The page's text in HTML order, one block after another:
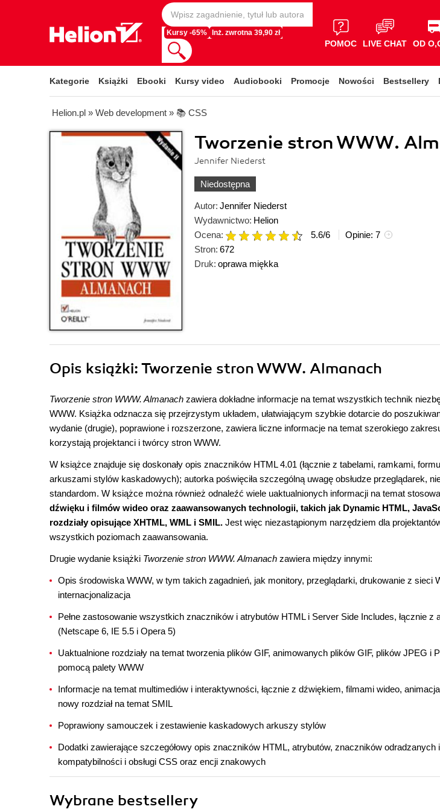
Kursy -65% Inż. zwrotna 39,90 zł
POMOC LIVE CHAT OD
Kategorie Książki Ebooki Kursy video Audiobooki Promocje Nowości Bestsellery
Helion.pl » Web development » 📚 CSS
Tworzenie stron WWW.
Jennifer Niederst
Niedostępna
Autor: Jennifer Niederst
Wydawnictwo: Helion
Ocena:
5.6/6 Opinie: 7
Stron: 672
Druk: oprawa miękka
Opis książki: Tworzenie stron WWW. Almanach
Tworzenie stron WWW. Almanach zawiera dokładne informacje na temat wszystkich technik
WWW. Książka odznacza się przejrzystym układem, ułatwiającym szybkie dotarcie do
wydanie (drugie), poprawione i rozszerzone, zawiera liczne informacje na temat szerokiego
korzystają projektanci i twórcy stron WWW.
W książce znajduje się doskonały opis znaczników HTML 4.01 (łącznie z tabelami, ramkami,
arkuszami stylów kaskadowych); autorka poświęciła szczególną uwagę obsłudze przeglądarek,
standardom. W książce można również odnaleźć wiele uaktualnionych informacji na temat
dźwięku i filmów wideo oraz zaawansowanych technologii, takich jak Dynamic HTML,
rozdziały opisujące XHTML, WML i SMIL. Jest więc niezastąpionym narzędziem dla
wszystkich poziomach zaawansowania.
Drugie wydanie książki Tworzenie stron WWW. Almanach zawiera między innymi:
Opis środowiska WWW, w tym takich zagadnień, jak monitory, przeglądarki, drukowanie z sieci
internacjonalizacja
Pełne zastosowanie wszystkich znaczników i atrybutów HTML i Server Side Includes, łącznie z
(Netscape 6, IE 5.5 i Opera 5)
Uaktualnione rozdziały na temat tworzenia plików GIF, animowanych plików GIF, plików JPEG i
pomocą palety WWW
Informacje na temat multimediów i interaktywności, łącznie z dźwiękiem, filmami wideo,
nowy rozdział na temat SMIL
Poprawiony samouczek i zestawienie kaskadowych arkuszy stylów
Dodatki zawierające szczegółowy opis znaczników HTML, atrybutów, znaczników
kompatybilności i obsługi CSS oraz encji znakowych
Wybrane bestsellery